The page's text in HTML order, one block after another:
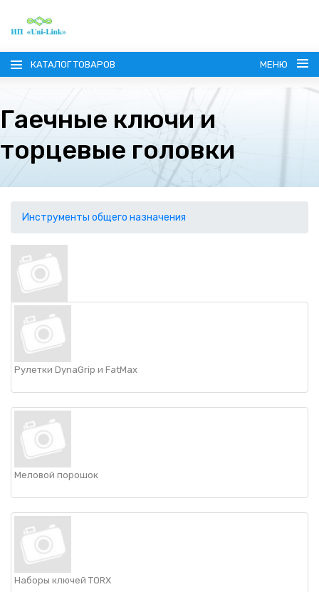
КАТАЛОГ ТОВАРОВ МЕНЮ
О КОМПАНИИ
НАШИ ПОСТАВЩИКИ
НАШИ ПОКУПАТЕЛИ
ГЕОСИНТЕТИЧЕСКИЕ МАТЕРИАЛЫ
НАШИ СЕРТИФИКАТЫ
КОНТАКТЫ
+7 771 113 7307
Гаечные ключи и
торцевые головки
Инструменты общего назначения
Рулетки DynaGrip и FatMax
Меловой порошок
Наборы ключей TORX